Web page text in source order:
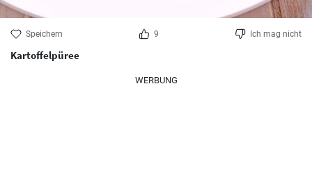
Speichern 9 Ich mag nicht
Kartoffelpüree
WERBUNG